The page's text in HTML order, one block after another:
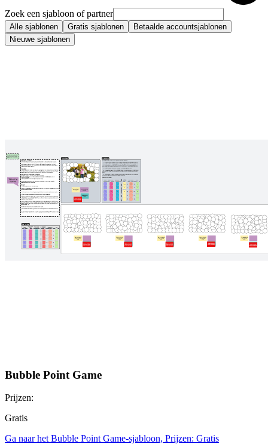
Zoek een sjabloon of partner
Alle sjablonen Gratis sjablonen
Betaalde accountsjablonen
Nieuwe sjablonen
Bubble Point Game
Prijzen:
Gratis
Ga naar het Bubble Point Game-sjabloon, Prijzen: Gratis